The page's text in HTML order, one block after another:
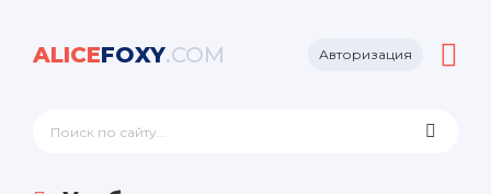
ALICEFOXY.COM Авторизация